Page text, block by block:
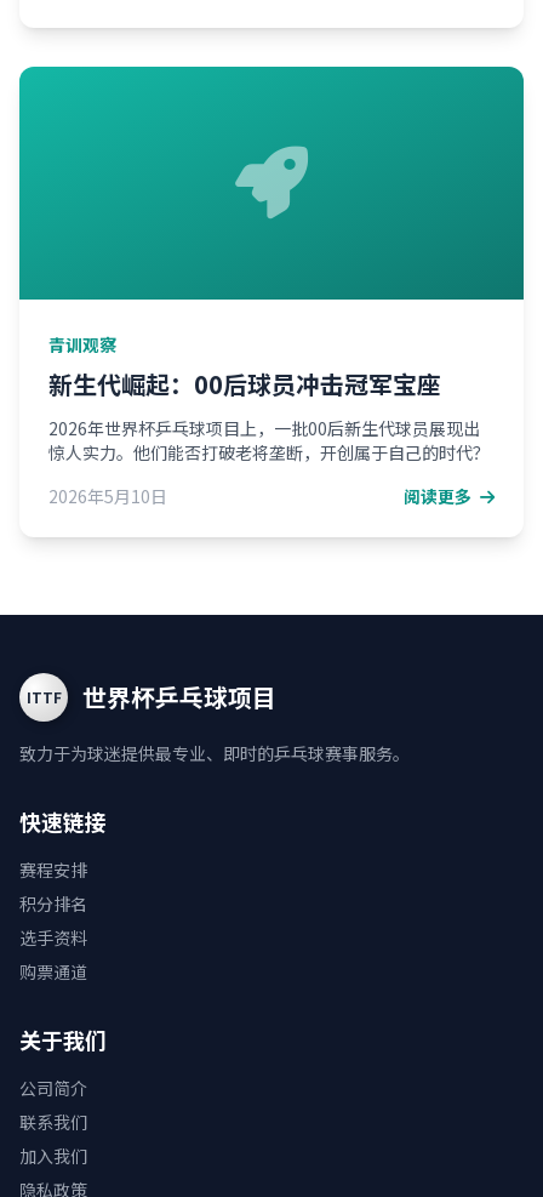
青训观察
新生代崛起：00后球员冲击冠军宝座
2026年世界杯乒乓球项目上，一批00后新生代球员展现出
惊人实力。他们能否打破老将垄断，开创属于自己的时代？
2026年5月10日
阅读更多
ITTF 世界杯乒乓球项目
致力于为球迷提供最专业、即时的乒乓球赛事服务。
快速链接
赛程安排
积分排名
选手资料
购票通道
关于我们
公司简介
联系我们
加入我们
隐私政策